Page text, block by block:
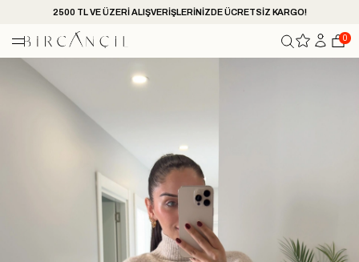
2500 TL VE ÜZERİ ALIŞVERİŞLERİNİZDE ÜCRETSİZ KARGO!
0